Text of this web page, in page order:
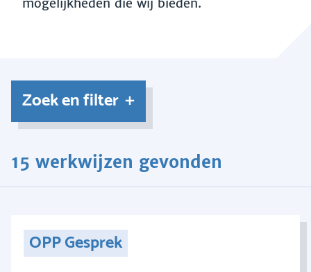
Zoek en filter
15 werkwijzen gevonden
OPP Gesprek